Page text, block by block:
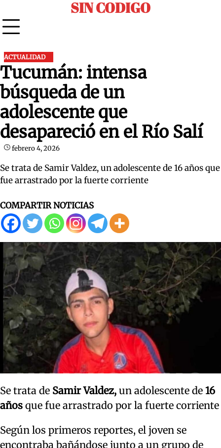
to
content
SIN CODIGO
ACTUALIDAD
Tucumán: intensa
búsqueda de un
adolescente que
desapareció en el Río Salí
febrero 4, 2026
Se trata de Samir Valdez, un adolescente de 16 años que
fue arrastrado por la fuerte corriente
COMPARTIR NOTICIAS
Se trata de Samir Valdez, un adolescente de 16
años que fue arrastrado por la fuerte corriente
Según los primeros reportes, el joven se
encontraba bañándose junto a un grupo de